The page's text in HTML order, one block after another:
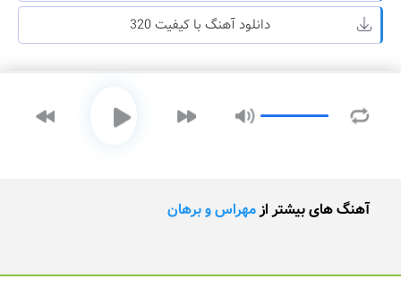
دانلود آهنگ با کیفیت 320
آهنگ های بیشتر ازمهراس و برهان